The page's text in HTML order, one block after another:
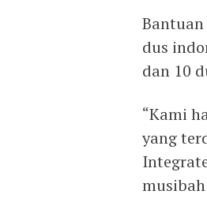
dus
dan 10
“Kami
yang